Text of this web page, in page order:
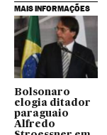
MAIS INFORMAÇÕES
Bolsonaro
elogia ditador
paraguaio
Alfredo